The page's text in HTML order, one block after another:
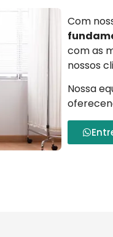
Com
com as
nossos
Nossa